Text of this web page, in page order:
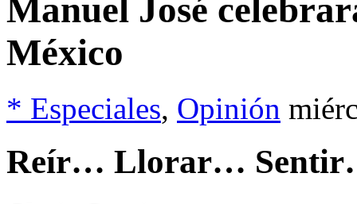
Manuel José
México
* Especiales, Opinión
Reír… Llorar…